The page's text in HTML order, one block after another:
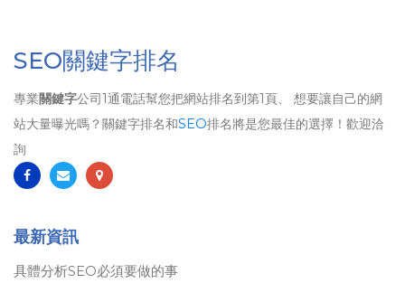
SEO關鍵字排名
專業關鍵字公司1通電話幫您把網站排名到第1頁、 想要讓自己的網
站大量曝光嗎？關鍵字排名和SEO排名將是您最佳的選擇！歡迎洽
詢
最新資訊
具體分析SEO必須要做的事